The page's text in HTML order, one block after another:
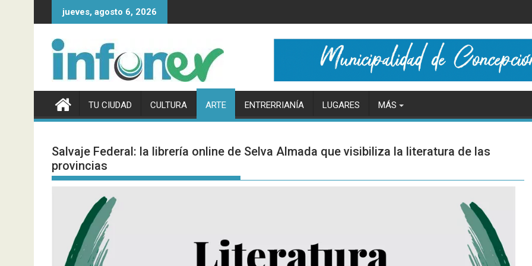
al
jueves, agosto 6, 2026
TU CIUDAD CULTURA ARTE ENTRERRIANÍA LUGARES MÁS
Salvaje Federal: la librería online de Selva Almada que visibiliza la literatura de las
provincias